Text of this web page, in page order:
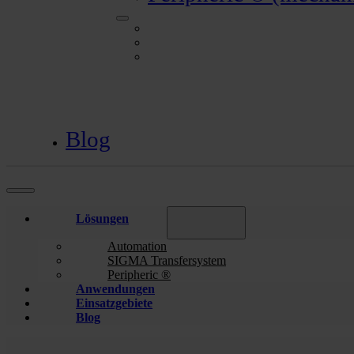
Blog
Lösungen
Automation
SIGMA Transfersystem
Peripheric ®
Anwendungen
Einsatzgebiete
Blog